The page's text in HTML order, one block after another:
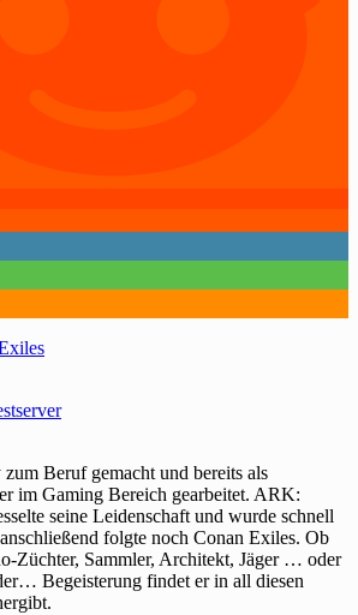
Beruf gemacht und bereits als
im Gaming Bereich gearbeitet. ARK:
seine Leidenschaft und wurde schnell
folgte noch Conan Exiles. Ob
Züchter, Sammler, Architekt, Jäger … oder
Begeisterung findet er in all diesen